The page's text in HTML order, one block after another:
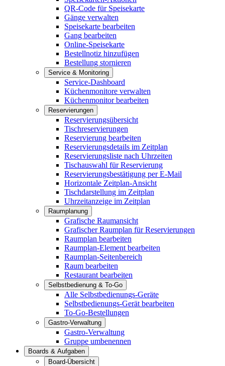
QR-Code für Speisekarte
Gänge verwalten
Speisekarte bearbeiten
Gang bearbeiten
Online-Speisekarte
Bestellnotiz hinzufügen
Bestellung stornieren
Service & Monitoring
Service-Dashboard
Küchenmonitore verwalten
Küchenmonitor bearbeiten
Reservierungen
Reservierungsübersicht
Tischreservierungen
Reservierung bearbeiten
Reservierungsdetails im Zeitplan
Reservierungsliste nach Uhrzeiten
Tischauswahl für Reservierung
Reservierungsbestätigung per E-Mail
Horizontale Zeitplan-Ansicht
Tischdarstellung im Zeitplan
Uhrzeitanzeige im Zeitplan
Raumplanung
Grafische Raumansicht
Grafischer Raumplan für Reservierungen
Raumplan bearbeiten
Raumplan-Element bearbeiten
Raumplan-Seitenbereich
Raum bearbeiten
Restaurant bearbeiten
Selbstbedienung & To-Go
Alle Selbstbedienungs-Geräte
Selbstbedienungs-Gerät bearbeiten
To-Go-Bestellungen
Gastro-Verwaltung
Gastro-Verwaltung
Gruppe umbenennen
Boards & Aufgaben
Board-Übersicht